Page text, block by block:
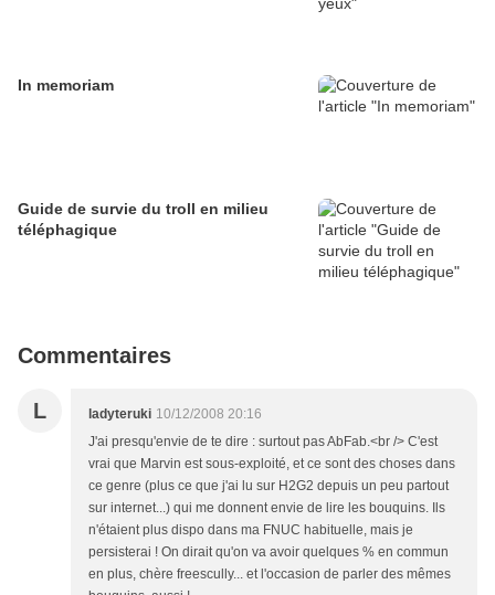
In memoriam
Guide de survie du troll en milieu
téléphagique
Commentaires
L ladyteruki 10/12/2008 20:16
J'ai presqu'envie de te dire : surtout pas AbFab.<br /> C'est
vrai que Marvin est sous-exploité, et ce sont des choses dans
ce genre (plus ce que j'ai lu sur H2G2 depuis un peu partout
sur internet...) qui me donnent envie de lire les bouquins. Ils
n'étaient plus dispo dans ma FNUC habituelle, mais je
persisterai ! On dirait qu'on va avoir quelques % en commun
en plus, chère freescully... et l'occasion de parler des mêmes